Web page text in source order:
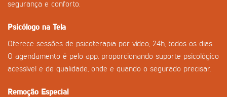
segurança e conforto.
Psicólogo na Tela
Oferece sessões de psicoterapia por vídeo, 24h, todos os dias.
O agendamento é pelo app, proporcionando suporte psicológico
acessível e de qualidade, onde e quando o segurado precisar.
Remoção Especial